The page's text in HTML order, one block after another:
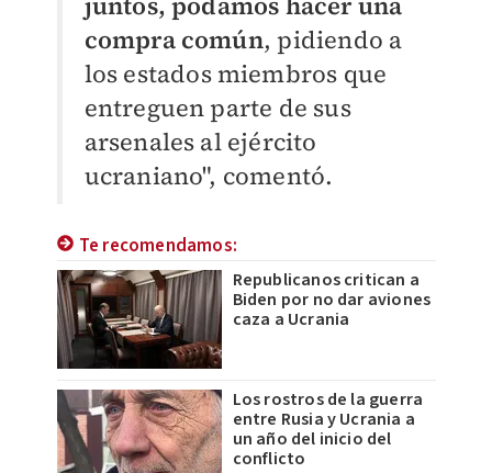
compra común, pidiendo a
los estados miembros que
entreguen parte de sus
arsenales al ejército
ucraniano", comentó.
Te recomendamos:
Republicanos critican a
Biden por no dar aviones
caza a Ucrania
Los rostros de la guerra
entre Rusia y Ucrania a
un año del inicio del
conflicto